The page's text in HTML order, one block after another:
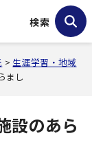
検索
> 生涯学習・地域
まし
設のあら